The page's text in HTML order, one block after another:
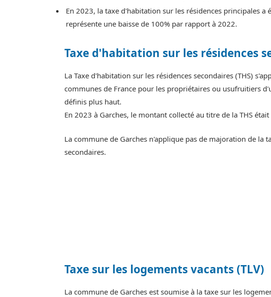
En 2023, la taxe d'habitation sur les résidences principales a
représente une baisse de 100% par rapport à 2022.
Taxe d'habitation sur les résidences
La Taxe d'habitation sur les résidences secondaires (THS)
communes de France pour les propriétaires ou usufruitiers
définis plus haut.
En 2023 à Garches, le montant collecté au titre de la THS
La commune de Garches n'applique pas de majoration de la
secondaires.
Taxe sur les logements vacants (TLV)
La commune de Garches est soumise à la taxe sur les